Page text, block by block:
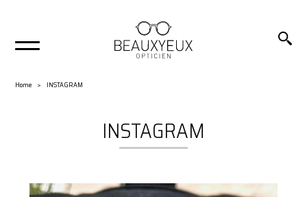
Home INSTAGRAM
INSTAGRAM